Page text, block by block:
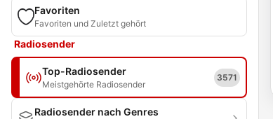
Favoriten
Favoriten und Zuletzt gehört
Radiosender
Top-Radiosender
Meistgehörte Radiosender
3571
Radiosender nach Genres